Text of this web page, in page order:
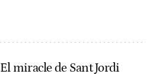
El miracle de Sant Jordi